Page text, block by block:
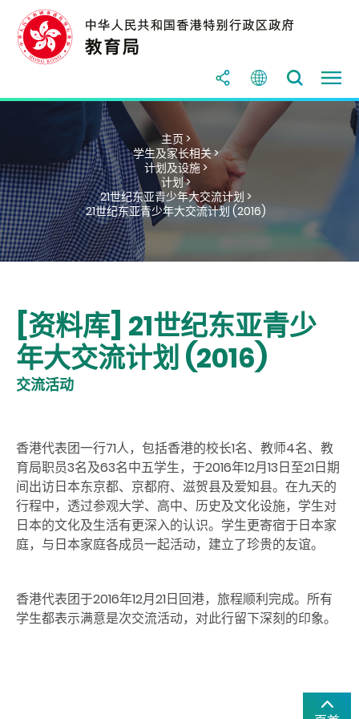
主页 >
学生及家长相关 >
计划及设施 >
计划 >
21世纪东亚青少年大交流计划 >
21世纪东亚青少年大交流计划 (2016)
[资料库] 21世纪东亚青少
年大交流计划 (2016)
交流活动
香港代表团一行71人，包括香港的校长1名、教师4名、教
育局职员3名及63名中五学生，于2016年12月13日至21日期
间出访日本东京都、京都府、滋贺县及爱知县。在九天的
行程中，透过参观大学、高中、历史及文化设施，学生对
日本的文化及生活有更深入的认识。学生更寄宿于日本家
庭，与日本家庭各成员一起活动，建立了珍贵的友谊。
香港代表团于2016年12月21日回港，旅程顺利完成。所有
学生都表示满意是次交流活动，对此行留下深刻的印象。